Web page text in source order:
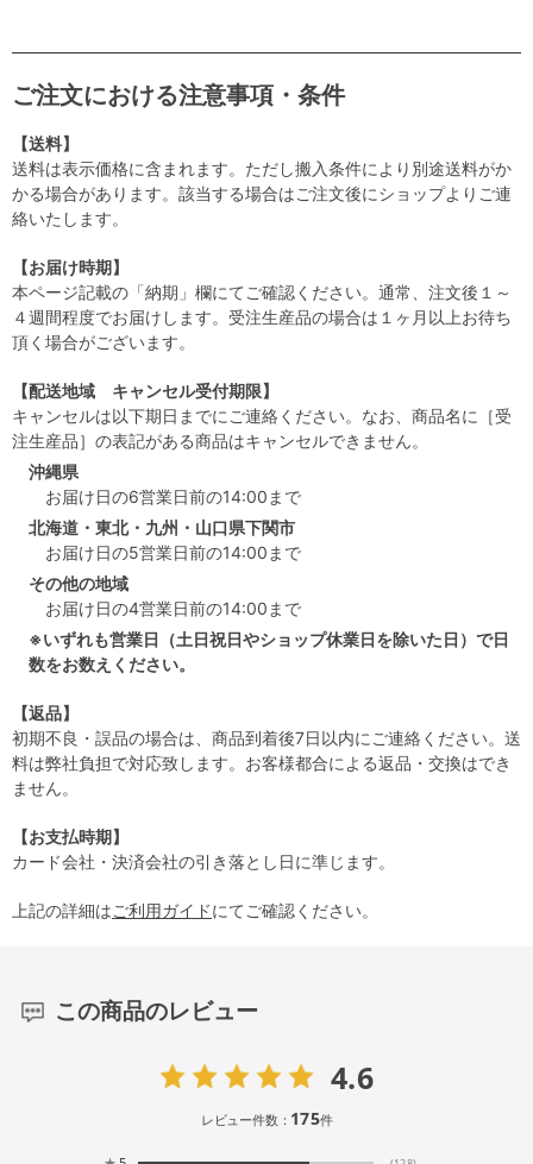
ご注文における注意事項・条件
【送料】
送料は表示価格に含まれます。ただし搬入条件により別途送料がか
かる場合があります。該当する場合はご注文後にショップよりご連
絡いたします。
【お届け時期】
本ページ記載の「納期」欄にてご確認ください。通常、注文後１～
４週間程度でお届けします。受注生産品の場合は１ヶ月以上お待ち
頂く場合がございます。
【配送地域 キャンセル受付期限】
キャンセルは以下期日までにご連絡ください。なお、商品名に［受
注生産品］の表記がある商品はキャンセルできません。
沖縄県
お届け日の6営業日前の14:00まで
北海道・東北・九州・山口県下関市
お届け日の5営業日前の14:00まで
その他の地域
お届け日の4営業日前の14:00まで
※いずれも営業日（土日祝日やショップ休業日を除いた日）で日
数をお数えください。
【返品】
初期不良・誤品の場合は、商品到着後7日以内にご連絡ください。送
料は弊社負担で対応致します。お客様都合による返品・交換はでき
ません。
【お支払時期】
カード会社・決済会社の引き落とし日に準じます。
上記の詳細はご利用ガイドにてご確認ください。
この商品のレビュー
4.6
レビュー件数： 175件